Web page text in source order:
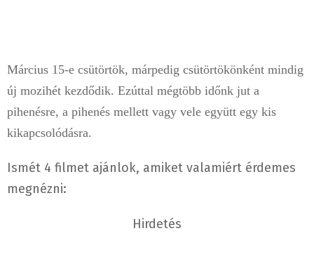
Március 15-e csütörtök, márpedig csütörtökönként mindig
új mozihét kezdődik. Ezúttal mégtöbb időnk jut a
pihenésre, a pihenés mellett vagy vele együtt egy kis
kikapcsolódásra.
Ismét 4 filmet ajánlok, amiket valamiért érdemes
megnézni:
Hirdetés